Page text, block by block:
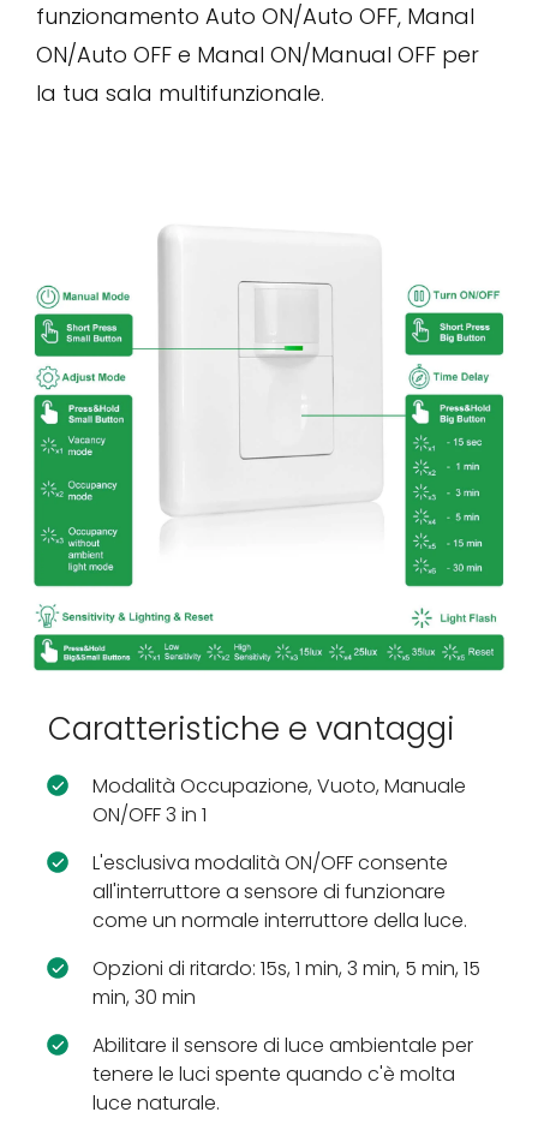
funzionamento Auto ON/Auto OFF, Manal
ON/Auto OFF e Manal ON/Manual OFF per
la tua sala multifunzionale.
Caratteristiche e vantaggi
Modalità Occupazione, Vuoto, Manuale
ON/OFF 3 in 1
L'esclusiva modalità ON/OFF consente
all'interruttore a sensore di funzionare
come un normale interruttore della luce.
Opzioni di ritardo: 15s, 1 min, 3 min, 5 min, 15
min, 30 min
Abilitare il sensore di luce ambientale per
tenere le luci spente quando c'è molta
luce naturale.